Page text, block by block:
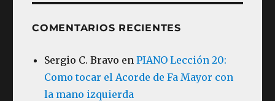
COMENTARIOS RECIENTES
Sergio C. Bravo enPIANO Lección 20:
Como tocar el Acorde de Fa Mayor con
la mano izquierda